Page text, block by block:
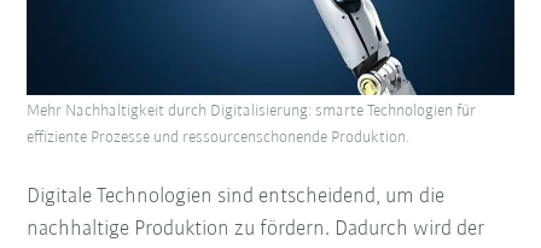
Digitale Technologien sind entscheidend, um die
nachhaltige Produktion zu fördern. Dadurch wird der
Mehr Nachhaltigkeit durch Digitalisierung: smarte Technologien für
effiziente Prozesse und ressourcenschonende Produktion.